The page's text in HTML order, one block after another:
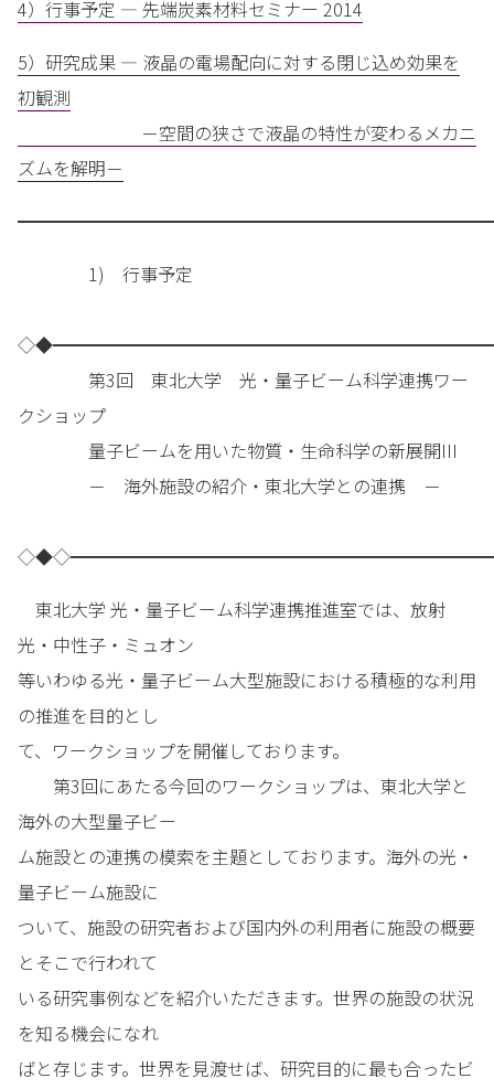
4）行事予定 — 先端炭素材料セミナー 2014
5）研究成果 — 液晶の電場配向に対する閉じ込め効果を
初観測
－空間の狭さで液晶の特性が変わるメカニ
ズムを解明－
1) 行事予定
第3回 東北大学 光・量子ビーム科学連携ワー
クショップ
量子ビームを用いた物質・生命科学の新展開III
－ 海外施設の紹介・東北大学との連携 －
東北大学 光・量子ビーム科学連携推進室では、放射
光・中性子・ミュオン
等いわゆる光・量子ビーム大型施設における積極的な利用
の推進を目的とし
て、ワークショップを開催しております。
第3回にあたる今回のワークショップは、東北大学と
海外の大型量子ビー
ム施設との連携の模索を主題としております。海外の光・
量子ビーム施設に
ついて、施設の研究者および国内外の利用者に施設の概要
とそこで行われて
いる研究事例などを紹介いただきます。世界の施設の状況
を知る機会になれ
ばと存じます。世界を見渡せば、研究目的に最も合ったビ